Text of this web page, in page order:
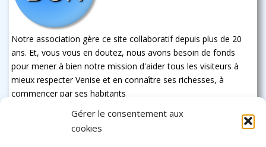
Gérer le consentement aux
cookies
Notre association gère ce site collaboratif depuis plus de 20
ans. Et, vous vous en doutez, nous avons besoin de fonds
pour mener à bien notre mission d'aider tous les visiteurs à
mieux respecter Venise et en connaître ses richesses, à
commencer par ses habitants